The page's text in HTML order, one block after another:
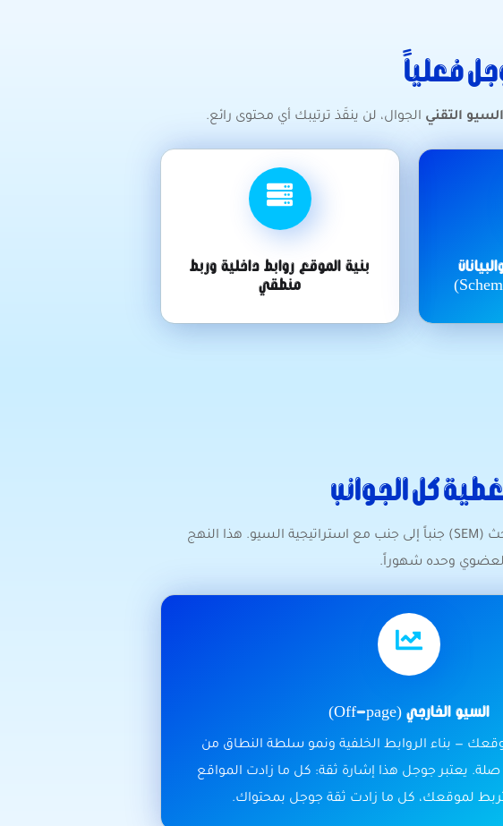
فعلياً
السيو التقني الجوال، لن ينقَذ ترتيبك أي محتوى رائع.
بنية الموقع روابط داخلية وربط
منطقي
كل الجوانب
للشركات التي تريد ظهوراً أسرع بينما تُبنى نتائج البحث العضوية، نجمع بين السيو والإعلانات الممولة عبر محركات البحث (SEM) جنباً إلى جنب مع استراتيجية السيو. هذا النهج
وحده شهوراً.
السيو الخارجي (Off-page)
— بناء الروابط الخلفية ونمو سلطة النطاق من
يعتبر جوجل هذا إشارة ثقة: كل ما زادت المواقع
تربط لموقعك، كل ما زادت ثقة جوجل بمحتواك.